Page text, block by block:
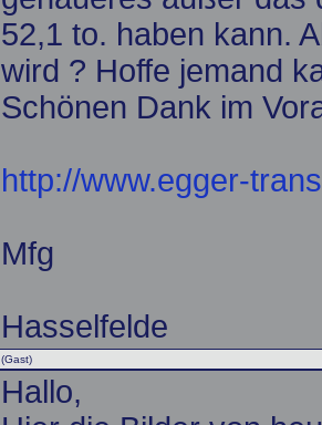
52,1 to. haben kann.
wird ? Hoffe jemand
Schönen Dank im
http://www.egger-
Mfg
Hasselfelde
(Gast)
Hallo,